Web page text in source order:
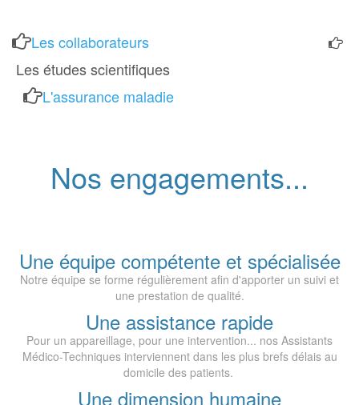
Les collaborateurs
Les études scientifiques
L'assurance maladie
Nos engagements...
Une équipe compétente et spécialisée
Notre équipe se forme régulièrement afin d'apporter un suivi et
une prestation de qualité.
Une assistance rapide
Pour un appareillage, pour une intervention... nos Assistants
Médico-Techniques interviennent dans les plus brefs délais au
domicile des patients.
Une dimension humaine